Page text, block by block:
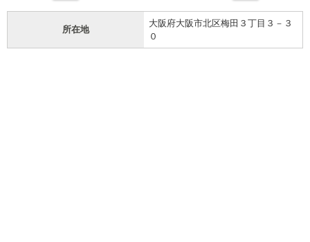
所在地
大阪府大阪市北区梅田３丁目３－３
０